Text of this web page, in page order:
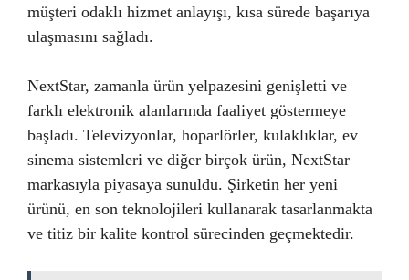
müşteri odaklı hizmet anlayışı, kısa sürede başarıya
ulaşmasını sağladı.
NextStar, zamanla ürün yelpazesini genişletti ve
farklı elektronik alanlarında faaliyet göstermeye
başladı. Televizyonlar, hoparlörler, kulaklıklar, ev
sinema sistemleri ve diğer birçok ürün, NextStar
markasıyla piyasaya sunuldu. Şirketin her yeni
ürünü, en son teknolojileri kullanarak tasarlanmakta
ve titiz bir kalite kontrol sürecinden geçmektedir.